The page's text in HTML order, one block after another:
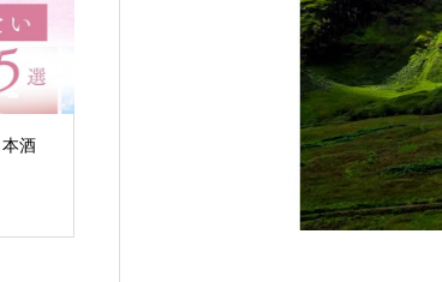
本みりんは発酵食品なの？～本
日本
本酒